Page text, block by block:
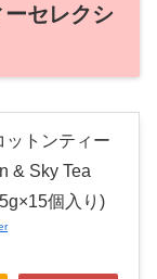
セレクシ
ットンティー
& Sky Tea
個入り)